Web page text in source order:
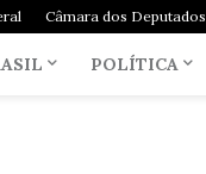
Câmara dos Deputados
POLÍTICA